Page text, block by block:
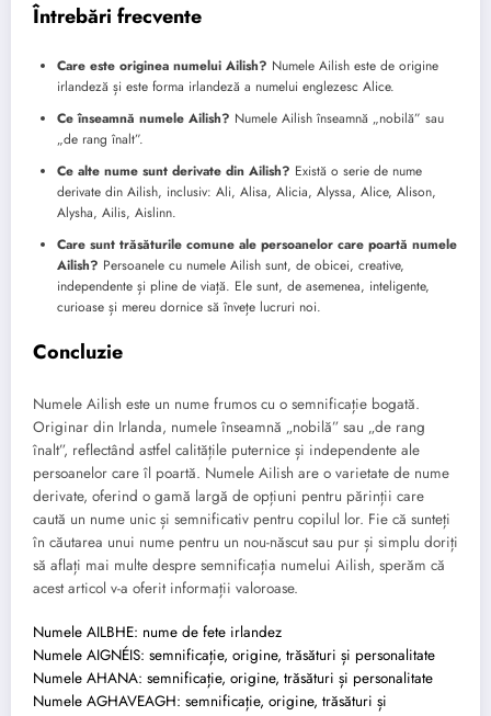
Întrebări frecvente
Care este originea numelui Ailish? Numele Ailish este de origine
irlandeză și este forma irlandeză a numelui englezesc Alice.
Ce înseamnă numele Ailish? Numele Ailish înseamnă „nobilă” sau
„de rang înalt”.
Ce alte nume sunt derivate din Ailish? Există o serie de nume
derivate din Ailish, inclusiv: Ali, Alisa, Alicia, Alyssa, Alice, Alison,
Alysha, Ailis, Aislinn.
Care sunt trăsăturile comune ale persoanelor care poartă numele
Ailish? Persoanele cu numele Ailish sunt, de obicei, creative,
independente și pline de viață. Ele sunt, de asemenea, inteligente,
curioase și mereu dornice să învețe lucruri noi.
Concluzie
Numele Ailish este un nume frumos cu o semnificație bogată.
Originar din Irlanda, numele înseamnă „nobilă” sau „de rang
înalt”, reflectând astfel calitățile puternice și independente ale
persoanelor care îl poartă. Numele Ailish are o varietate de nume
derivate, oferind o gamă largă de opțiuni pentru părinții care
caută un nume unic și semnificativ pentru copilul lor. Fie că sunteți
în căutarea unui nume pentru un nou-născut sau pur și simplu doriți
să aflați mai multe despre semnificația numelui Ailish, sperăm că
acest articol v-a oferit informații valoroase.
Numele AILBHE: nume de fete irlandez
Numele AIGNÉIS: semnificație, origine, trăsături și personalitate
Numele AHANA: semnificație, origine, trăsături și personalitate
Numele AGHAVEAGH: semnificație, origine, trăsături și